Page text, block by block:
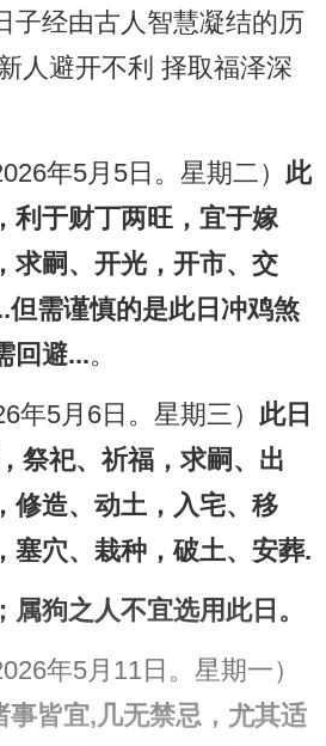
子经由古人智慧凝结的历
人避开不利 择取福泽深
年5月5日。星期二） 此
利于财丁两旺，宜于嫁
求嗣、开光，开市、交
但需谨慎的是此日冲鸡煞
回避...。
年5月6日。星期三） 此日
祭祀、祈福，求嗣、出
修造、动土，入宅、移
塞穴、栽种，破土、安葬.
狗之人不宜选用此日。
年5月11日。星期一）
事皆宜,几无禁忌，尤其适